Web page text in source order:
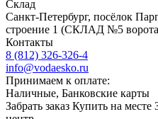
Склад
Санкт-Петербург, посёлок
строение 1 (СКЛАД №5
Контакты
8 (812) 326-326-4
info@vodaesko.ru
Принимаем к оплате:
Наличные, Банковские карты
Забрать заказ Купить на месте